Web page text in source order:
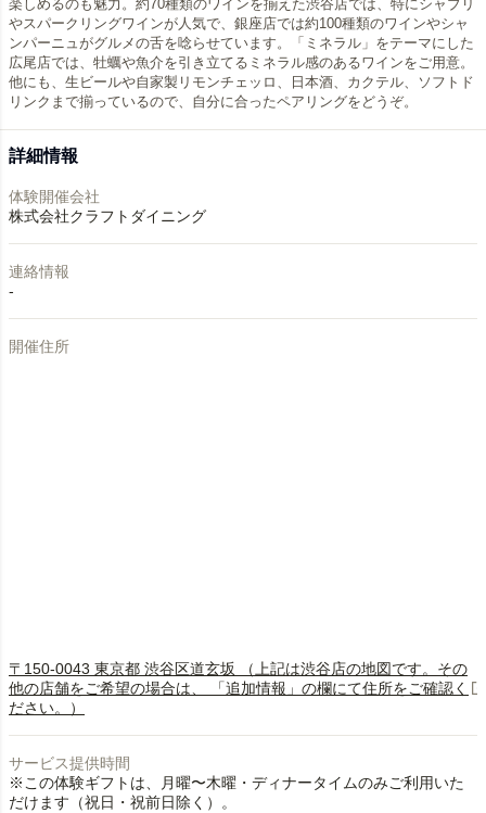
楽しめるのも魅力。約70種類のワインを揃えた渋谷店では、特にシャブリ
やスパークリングワインが人気で、銀座店では約100種類のワインやシャ
ンパーニュがグルメの舌を唸らせています。「ミネラル」をテーマにした
広尾店では、牡蠣や魚介を引き立てるミネラル感のあるワインをご用意。
他にも、生ビールや自家製リモンチェッロ、日本酒、カクテル、ソフトド
詳細情報
体験開催会社
株式会社クラフトダイニング
連絡情報
-
開催住所
〒150-0043 東京都 渋谷区道玄坂 （上記は渋谷店の地図です。その
他の店舗をご希望の場合は、 「追加情報」の欄にて住所をご確認く
ださい。）
サービス提供時間
※この体験ギフトは、月曜〜木曜・ディナータイムのみご利用いた
だけます（祝日・祝前日除く）。